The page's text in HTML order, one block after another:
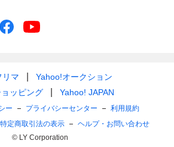
リマ
Yahoo!オークション
ッピング
Yahoo! JAPAN
ー プライバシーセンター
利用規約
特定商取引法の表示
ヘルプ・お問い合わせ
© LY Corporation